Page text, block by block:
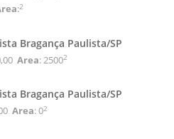
:2
Bragança Paulista/SP
Area: 25002
Bragança Paulista/SP
Area: 02